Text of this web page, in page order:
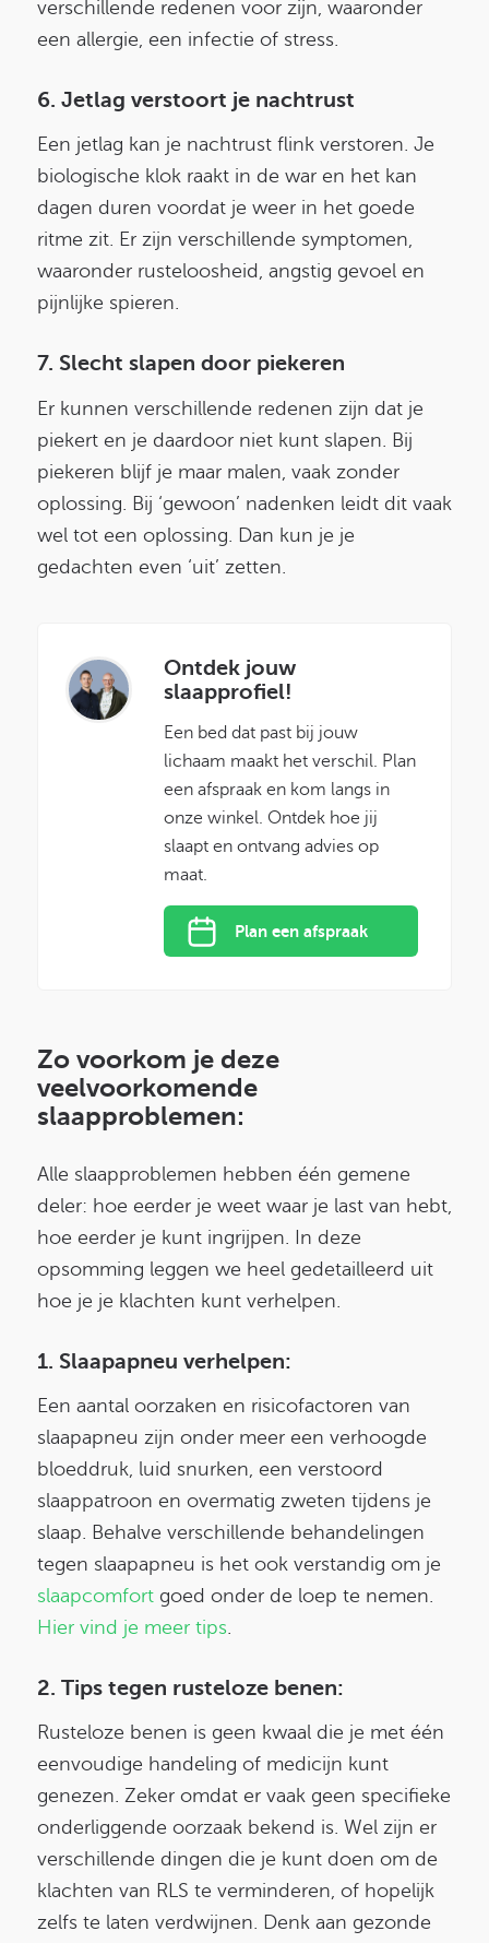
verschillende redenen voor zijn, waaronder
een allergie, een infectie of stress.
6. Jetlag verstoort je nachtrust
Een jetlag kan je nachtrust flink verstoren. Je
biologische klok raakt in de war en het kan
dagen duren voordat je weer in het goede
ritme zit. Er zijn verschillende symptomen,
waaronder rusteloosheid, angstig gevoel en
pijnlijke spieren.
7. Slecht slapen door piekeren
Er kunnen verschillende redenen zijn dat je
piekert en je daardoor niet kunt slapen. Bij
piekeren blijf je maar malen, vaak zonder
oplossing. Bij ‘gewoon’ nadenken leidt dit vaak
wel tot een oplossing. Dan kun je je
gedachten even ‘uit’ zetten.
Ontdek jouw
slaapprofiel!
Een bed dat past bij jouw
lichaam maakt het verschil. Plan
een afspraak en kom langs in
onze winkel. Ontdek hoe jij
slaapt en ontvang advies op
maat.
Plan een afspraak
Zo voorkom je deze
veelvoorkomende
slaapproblemen:
Alle slaapproblemen hebben één gemene
deler: hoe eerder je weet waar je last van hebt,
hoe eerder je kunt ingrijpen. In deze
opsomming leggen we heel gedetailleerd uit
hoe je je klachten kunt verhelpen.
1. Slaapapneu verhelpen:
Een aantal oorzaken en risicofactoren van
slaapapneu zijn onder meer een verhoogde
bloeddruk, luid snurken, een verstoord
slaappatroon en overmatig zweten tijdens je
slaap. Behalve verschillende behandelingen
tegen slaapapneu is het ook verstandig om je
slaapcomfortgoed onder de loep te nemen.
Hier vind je meer tips.
2. Tips tegen rusteloze benen:
Rusteloze benen is geen kwaal die je met één
eenvoudige handeling of medicijn kunt
genezen. Zeker omdat er vaak geen specifieke
onderliggende oorzaak bekend is. Wel zijn er
verschillende dingen die je kunt doen om de
klachten van RLS te verminderen, of hopelijk
zelfs te laten verdwijnen. Denk aan gezonde